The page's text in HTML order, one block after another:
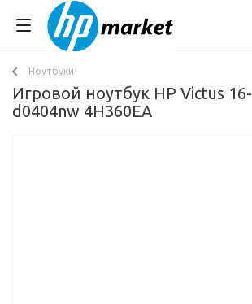
Ноутбуки
Игровой ноутбук HP Victus 16-
d0404nw 4H360EA